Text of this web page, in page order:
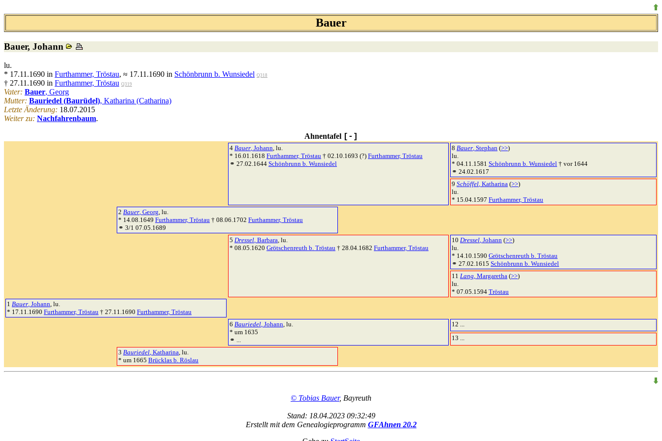
Bauer
Bauer, Johann
lu.
* 17.11.1690 in Furthammer, Tröstau, ≈ 17.11.1690 in Schönbrunn b. Wunsiedel Q318
† 27.11.1690 in Furthammer, Tröstau Q319
Vater: Bauer, Georg
Mutter: Bauriedel (Baurüdel), Katharina (Catharina)
Letzte Änderung: 18.07.2015
Weiter zu: Nachfahrenbaum.
Ahnentafel [-]
4 Bauer, Johann, lu.
* 16.01.1618 Furthammer, Tröstau † 02.10.1693 (?) Furthammer, Tröstau
⚭ 27.02.1644 Schönbrunn b. Wunsiedel
8 Bauer, Stephan (>>)
lu.
* 04.11.1581 Schönbrunn b. Wunsiedel † vor 1644
⚭ 24.02.1617
9 Schöffel, Katharina (>>)
lu.
* 15.04.1597 Furthammer, Tröstau
2 Bauer, Georg, lu.
* 14.08.1649 Furthammer, Tröstau † 08.06.1702 Furthammer, Tröstau
⚭ 3/1 07.05.1689
5 Dressel, Barbara, lu.
* 08.05.1620 Grötschenreuth b. Tröstau † 28.04.1682 Furthammer, Tröstau
10 Dressel, Johann (>>)
lu.
* 14.10.1590 Grötschenreuth b. Tröstau
⚭ 27.02.1615 Schönbrunn b. Wunsiedel
11 Lang, Margaretha (>>)
lu.
* 07.05.1594 Tröstau
1 Bauer, Johann, lu.
* 17.11.1690 Furthammer, Tröstau † 27.11.1690 Furthammer, Tröstau
6 Bauriedel, Johann, lu.
* um 1635
⚭ ...
12 ...
13 ...
3 Bauriedel, Katharina, lu.
* um 1665 Brücklas b. Röslau
© Tobias Bauer, Bayreuth
Stand: 18.04.2023 09:32:49
Erstellt mit dem Genealogieprogramm GFAhnen 20.2